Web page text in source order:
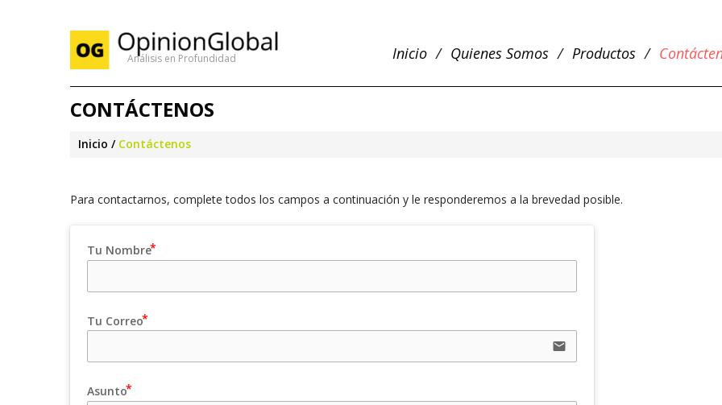
Análisis en Profundidad Inicio Quienes Somos Productos
CONTÁCTENOS
Inicio Contáctenos
Para contactarnos, complete todos los campos a continuación y le responderemos a la brevedad posible.
Tu Nombre
Tu Correo
email
Asunto